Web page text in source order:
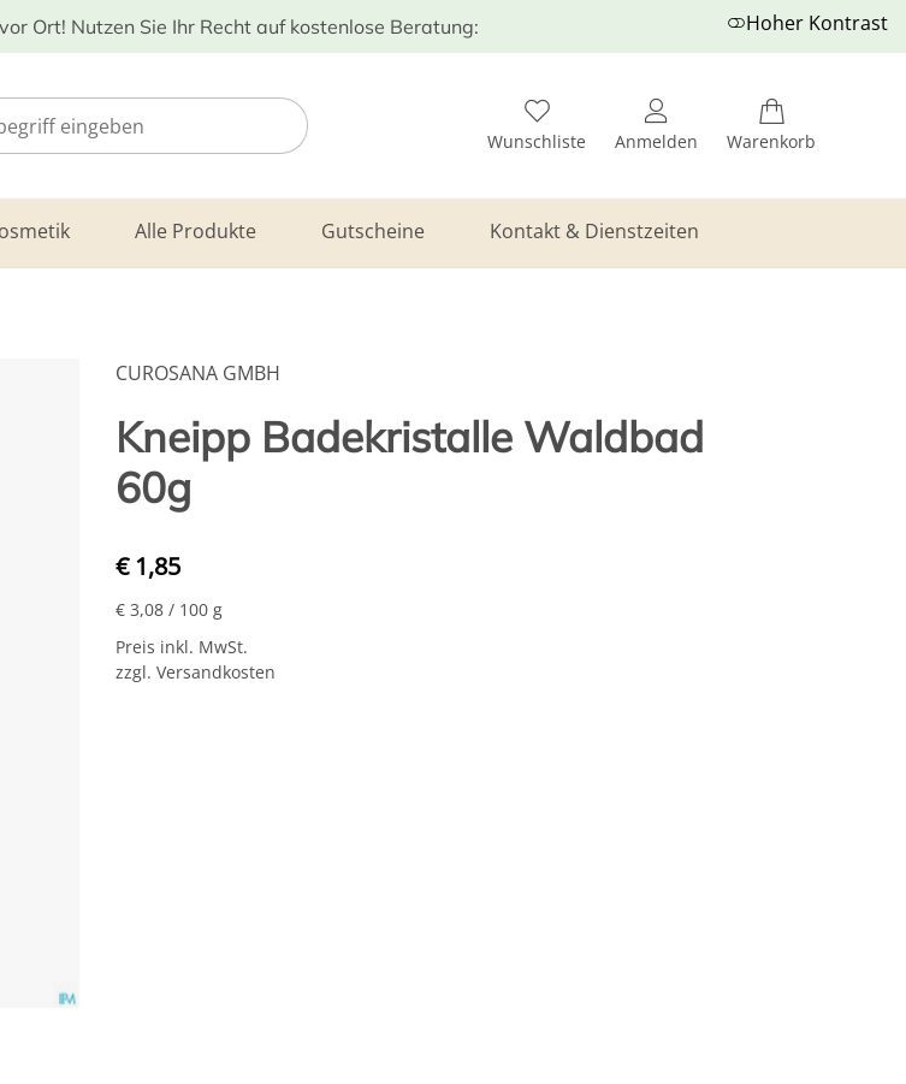
Ort! Nutzen Sie Ihr Recht auf kostenlose Beratung: Hoher Kontrast
Wunschliste Anmelden Warenkorb
Alle Produkte Gutscheine Kontakt & Dienstzeiten
CUROSANA GMBH
Kneipp Badekristalle Waldbad
60g
€ 1,85
€ 3,08 / 100 g
Preis inkl. MwSt.
zzgl. Versandkosten